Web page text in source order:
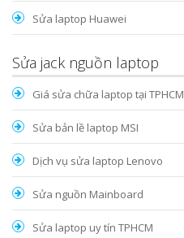
Sửa laptop Huawei
Sửa jack nguồn laptop
Giá sửa chữa laptop tại TPHCM
Sửa bản lề laptop MSI
Dịch vụ sửa laptop Lenovo
Sửa nguồn Mainboard
Sửa laptop uy tín TPHCM